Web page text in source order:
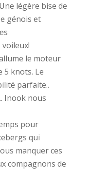
légère bise de
génois et
le moteur
5 knots. Le
parfaite..
Inook nous
pour
qui
manquer ces
compagnons de